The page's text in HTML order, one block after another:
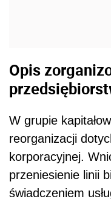
Opis
W grupie
reorganizacji
korporacyjnej.
przeniesienie linii
świadczeniem